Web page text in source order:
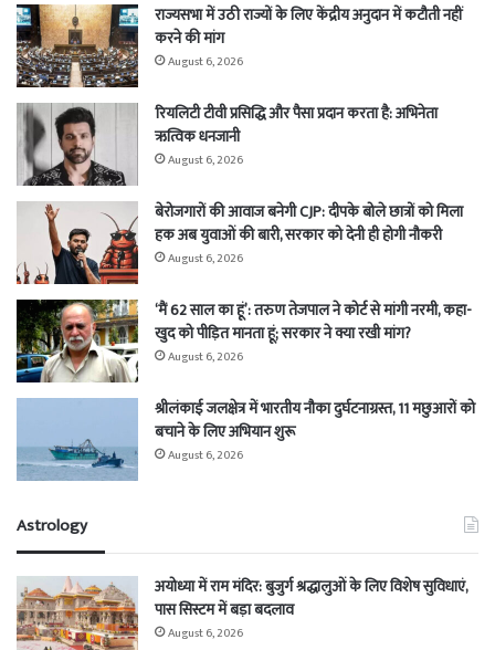
राज्यसभा में उठी राज्यों के लिए केंद्रीय अनुदान में कटौती नहीं
करने की मांग
August 6, 2026
रियलिटी टीवी प्रसिद्धि और पैसा प्रदान करता है: अभिनेता
ऋत्विक धनजानी
August 6, 2026
बेरोजगारों की आवाज बनेगी CJP: दीपके बोले छात्रों को मिला
हक अब युवाओं की बारी, सरकार को देनी ही होगी नौकरी
August 6, 2026
‘मैं 62 साल का हूं’: तरुण तेजपाल ने कोर्ट से मांगी नरमी, कहा-
खुद को पीड़ित मानता हूं; सरकार ने क्या रखी मांग?
August 6, 2026
श्रीलंकाई जलक्षेत्र में भारतीय नौका दुर्घटनाग्रस्त, 11 मछुआरों को
बचाने के लिए अभियान शुरू
August 6, 2026
Astrology
अयोध्या में राम मंदिर: बुजुर्ग श्रद्धालुओं के लिए विशेष सुविधाएं,
पास सिस्टम में बड़ा बदलाव
August 6, 2026